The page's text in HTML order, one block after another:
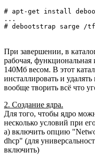
# apt-get install
...
# debootstrap sarge /
При завершении, в
рабочая, функциональная
140Мб весом. В этот
инсталлировать и
вообще творить всё что
2. Создание ядра.
Для того, чтобы ядро
несколько условий при
а) включить опцию
dhcp" (для
включить)